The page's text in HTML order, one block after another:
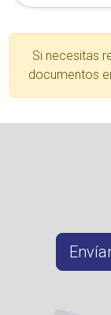
Si necesitas
documentos